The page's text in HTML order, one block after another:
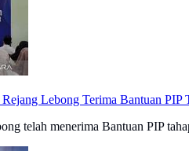
Lebong Terima Bantuan PIP
telah menerima Bantuan PIP